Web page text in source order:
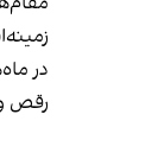
در
رقص